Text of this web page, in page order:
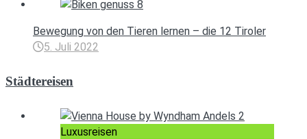
Bewegung von den Tieren lernen – die 12 Tiroler
5. Juli 2022
Städtereisen
Luxusreisen